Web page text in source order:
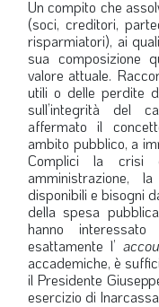
LA
SPECIALE
Un compito che
(soci, creditori,
risparmiatori), ai
sua composizione
valore attuale.
utili o delle perdite
sull’integrità del
affermato il
ambito pubblico, a
Complici la crisi
amministrazione,
disponibili e bisogni
della spesa
hanno
esattamente l’
accademiche, è
il Presidente
esercizio di